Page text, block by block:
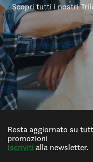
Scopri tutti i nostri
Resta aggiornato su
promozioni
Iscriviti alla newsletter.